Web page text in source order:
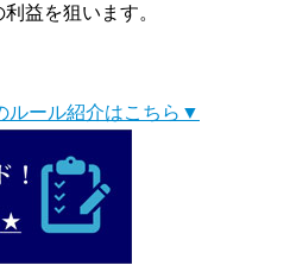
益を狙います。
ルール紹介はこちら▼